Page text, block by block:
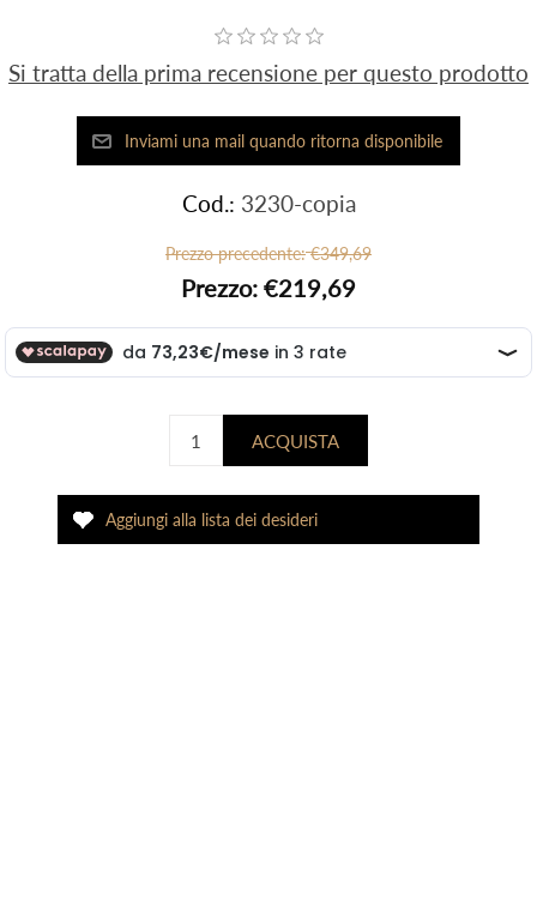
Si tratta della prima recensione per questo prodotto
Cod.: 3230-copia
Prezzo precedente: €349,69
Prezzo: €219,69